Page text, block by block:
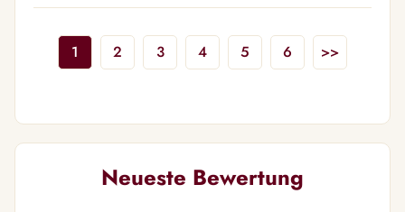
1 2 3 4 5 6 >>
Neueste Bewertung